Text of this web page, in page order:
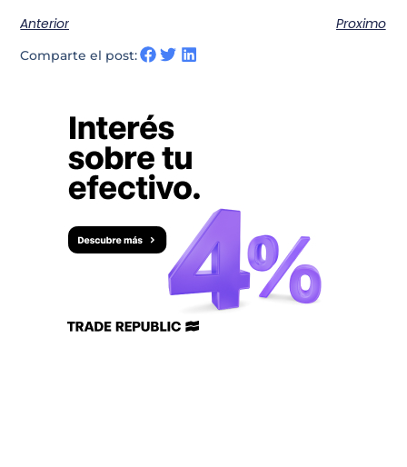
Anterior Proximo
Comparte el post: